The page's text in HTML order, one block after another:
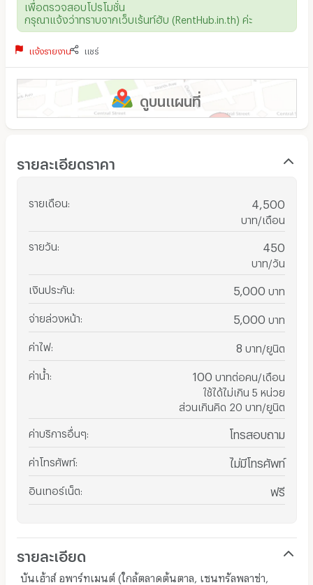
เพื่อตรวจสอบโปรโมชั่น
กรุณาแจ้งว่าทราบจากเว็บเร้นท์ฮับ (RentHub.in.th) ค่ะ
แจ้งรายงาน แชร์
ดูบนแผนที่
รายละเอียดราคา
รายเดือน 4,500
บาท/เดือน
รายวัน 450
บาท/วัน
เงินประกัน 5,000 บาท
จ่ายล่วงหน้า 5,000 บาท
ค่าไฟ: 8 บาท/ยูนิต
ค่าน้ำ 100 บาทต่อคน/เดือน
ใช้ได้ไม่เกิน 5 หน่วย
ส่วนเกินคิด 20 บาท/ยูนิต
ค่าบริการอื่นๆ โทรสอบถาม
ค่าโทรศัพท์: ไม่มีโทรศัพท์
อินเทอร์เน็ต ฟรี
รายละเอียด
บันเฮ้าส์ อพาร์ทเมนต์ (ใกล้ตลาดต้นตาล, เซนทรัลพลาซ่า,